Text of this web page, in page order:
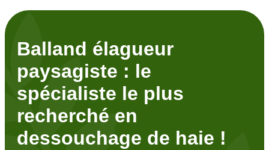
Balland élagueur
paysagiste : le
spécialiste le plus
recherché en
dessouchage de haie !